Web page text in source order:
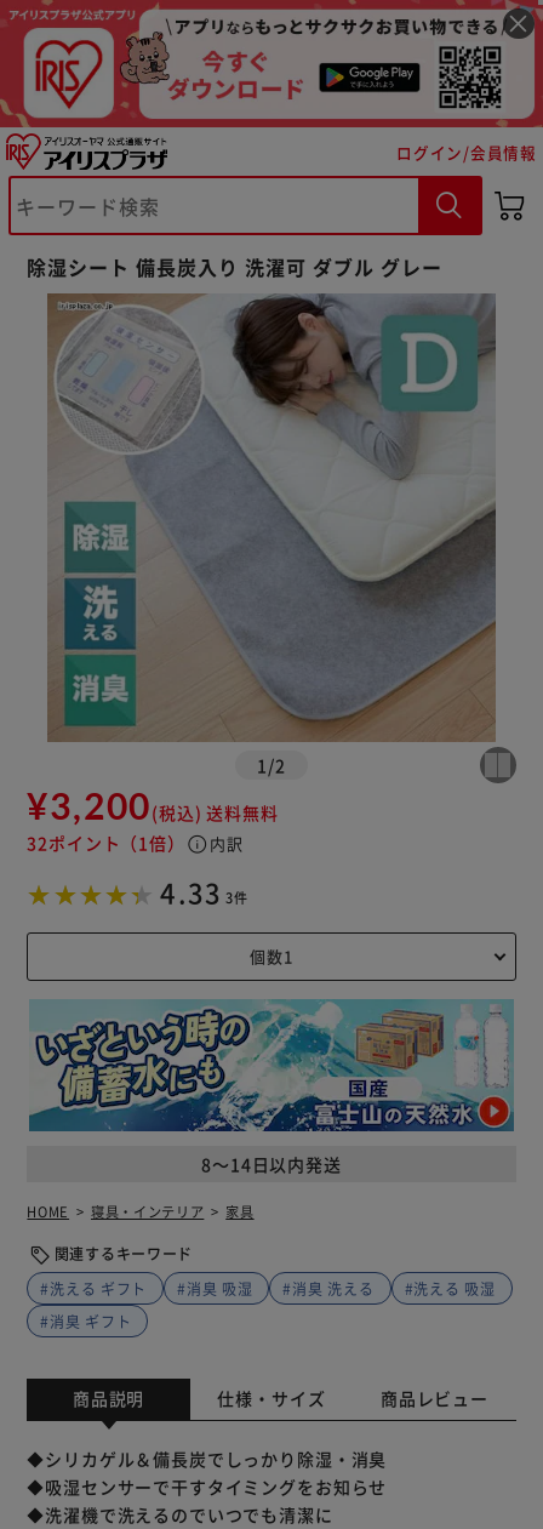
ログイン/会員情報
除湿シート 備長炭入り 洗濯可 ダブル グレー
1 /2
¥3,200(税込) 送料無料
32ポイント （1倍） info 内訳
4.33 3件
8～14日以内発送
HOME 寝具・インテリア 家具
関連するキーワード
#洗える ギフト
#消臭 吸湿 #消臭 洗える
#洗える 吸湿
#消臭 ギフト
商品説明 仕様・サイズ 商品レビュー
◆シリカゲル＆備長炭でしっかり除湿・消臭
◆吸湿センサーで干すタイミングをお知らせ
◆洗濯機で洗えるのでいつでも清潔に
※ご確認ください
カートに入れる 購入手続きへ